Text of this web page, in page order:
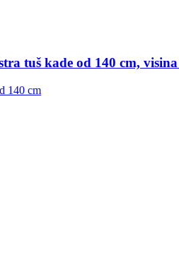
tuš kade od 140 cm,